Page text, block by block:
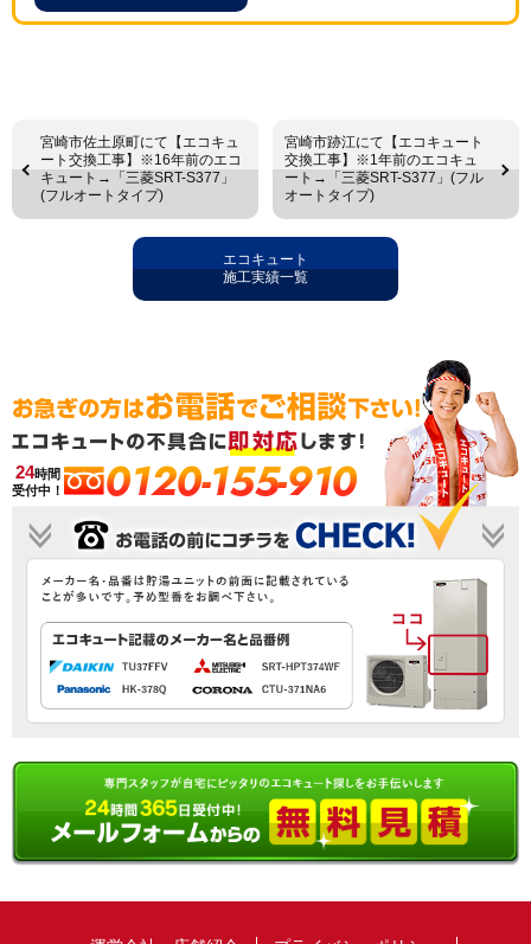
宮崎市佐土原町にて【エコキュ
ート交換工事】※16年前のエコ
キュート→「三菱SRT-S377」
(フルオートタイプ)
宮崎市跡江にて【エコキュート
交換工事】※1年前のエコキュ
ート→「三菱SRT-S377」(フル
オートタイプ)
エコキュート
施工実績一覧
24時間
受付中！
0120-155-910